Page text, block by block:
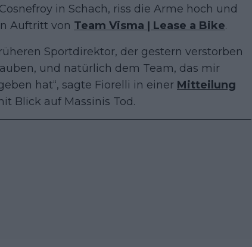
in Schach, riss die Arme hoch und
Auftritt von Team Visma | Lease a Bike.
Sportdirektor, der gestern verstorben
und natürlich dem Team, das mir
hat“, sagte Fiorelli in einer Mitteilung
Blick auf Massinis Tod.